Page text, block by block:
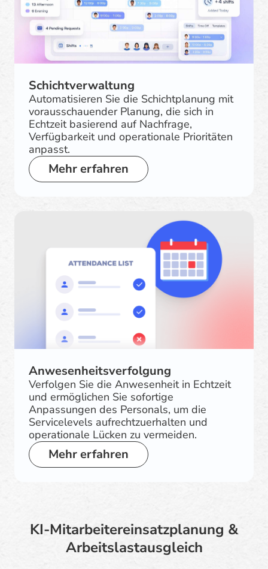
Schichtverwaltung
Automatisieren Sie die Schichtplanung mit
vorausschauender Planung, die sich in
Echtzeit basierend auf Nachfrage,
Verfügbarkeit und operationale Prioritäten
anpasst.
Mehr erfahren
Anwesenheitsverfolgung
Verfolgen Sie die Anwesenheit in Echtzeit
und ermöglichen Sie sofortige
Anpassungen des Personals, um die
Servicelevels aufrechtzuerhalten und
operationale Lücken zu vermeiden.
Mehr erfahren
KI-Mitarbeitereinsatzplanung &
Arbeitslastausgleich